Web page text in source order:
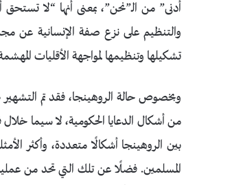
أدنى” من الـ”نحن”، بمعنى أنها “لا
والتنظيم على نزع صفة الإنسانية عن
تشكيلها وتنظيمها لمواجهة الأقليات
وبخصوص حالة الروهينجا، فقد تم
من أشكال الدعايا الحكومية، لا سيما
بين الروهينجا أشكالًا متعددة، وأكثر
المسلمين. فضلًا عن تلك التي تحد من